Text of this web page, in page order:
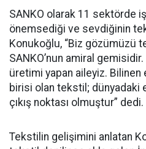
SANKO olarak 11 sektörde
önemsediği ve sevdiğinin
Konukoğlu, “Biz gözümüzü
SANKO’nun amiral
üretimi yapan aileyiz. Bilinen
birisi olan tekstil; dünyadaki
çıkış noktası olmuştur” dedi.
Tekstilin gelişimini anlatan